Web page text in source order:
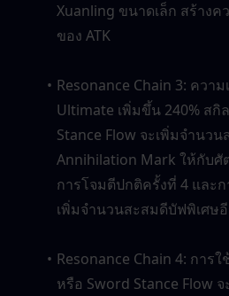
Xuanling ขนาดเล็ก สร้างค
ของ ATK
Resonance Chain 3: ควา
Ultimate เพิ่มขึ้น 240% สกิ
Stance Flow จะเพิ่มจำนว
Annihilation Mark ให้กับศั
การโจมตีปกติครั้งที่ 4 และ
เพิ่มจำนวนสะสมดีบัฟพิเศษ
Resonance Chain 4: การ
หรือ Sword Stance Flow